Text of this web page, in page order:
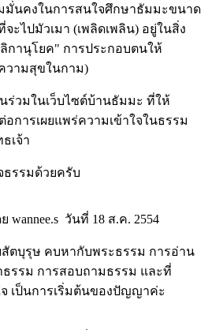
มั่นคงในการสนใจศึกษาธัมมะขนาด
ะไปมัวเมา (เพลิดเพลิน) อยู่ในสิ่ง
กานุโยค" การประกอบตนให้
ามสุขในกาม)
วมในเว็บไซต์บ้านธัมมะ ที่ให้
การเผยแพร่ความเข้าใจในธรรม
เจ้า
รรมด้วยครับ
wannee.s วันที่ 18 ส.ค. 2554
ตบุรุษ คบหากับพระธรรม การอ่าน
รรม การสอบถามธรรม และที่
เป็นการเริ่มต้นของปัญญาค่ะ